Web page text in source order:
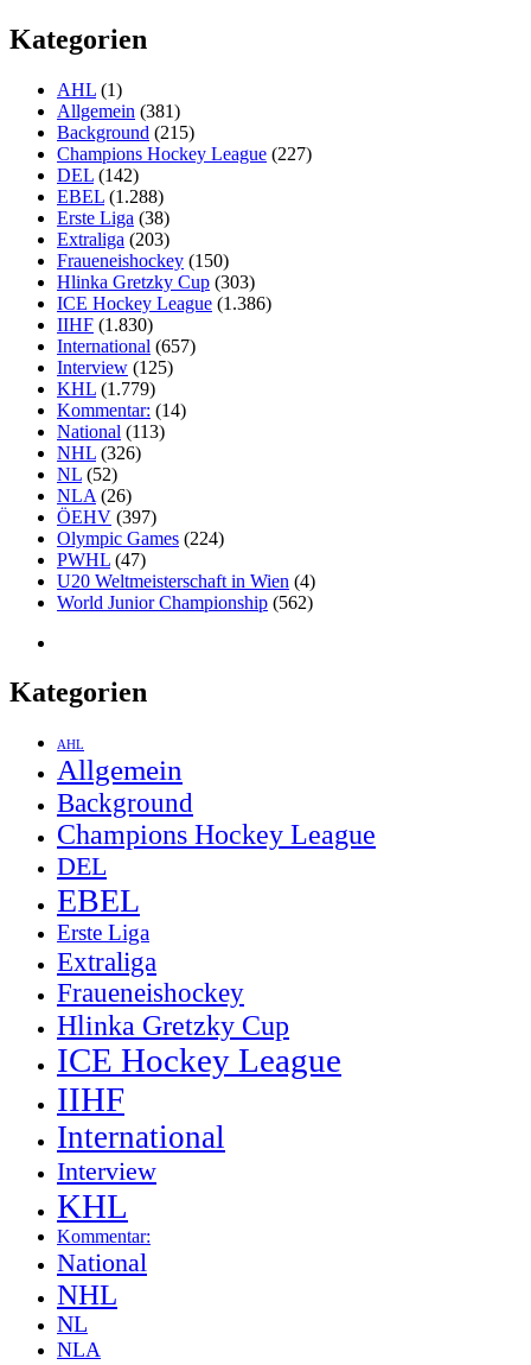
Kategorien
AHL (1)
Allgemein (381)
Background (215)
Champions Hockey League (227)
DEL (142)
EBEL (1.288)
Erste Liga (38)
Extraliga (203)
Fraueneishockey (150)
Hlinka Gretzky Cup (303)
ICE Hockey League (1.386)
IIHF (1.830)
International (657)
Interview (125)
KHL (1.779)
Kommentar: (14)
National (113)
NHL (326)
NL (52)
NLA (26)
ÖEHV (397)
Olympic Games (224)
PWHL (47)
U20 Weltmeisterschaft in Wien (4)
World Junior Championship (562)
Kategorien
AHL
Allgemein
Background
Champions Hockey League
DEL
EBEL
Erste Liga
Extraliga
Fraueneishockey
Hlinka Gretzky Cup
ICE Hockey League
IIHF
International
Interview
KHL
Kommentar:
National
NHL
NL
NLA